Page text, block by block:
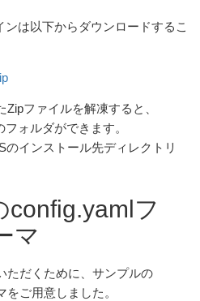
は以下からダウンロードするこ
ファイルを解凍すると、
フォルダができます。
インストール先ディレクトリ
フ
マ
ただくために、サンプルの
ご用意しました。